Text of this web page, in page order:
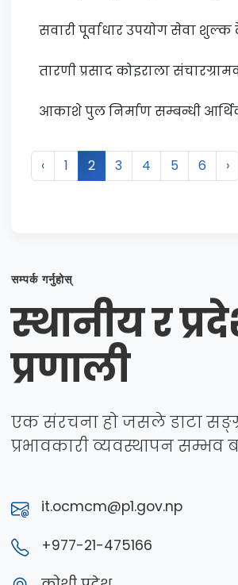
सवारी पूर्वाधार उपयोग सेवा
तारणी प्रसाद कोइराला
आकाशे पुल निर्माण सम्बन्धी
‹ 1 2 3 4 5 6 ›
सम्पर्क गर्नुहोस्
स्थानीय र
प्रणाली
एक संरचना हो जसले डाटा
प्रभावकारी व्यवस्थापन सम्भव
it.ocmcm@p1.gov.np
+977-21-475166